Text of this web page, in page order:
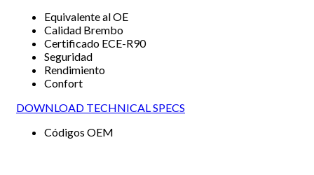
Equivalente al OE
Calidad Brembo
Certificado ECE-R90
Seguridad
Rendimiento
Confort
DOWNLOAD TECHNICAL SPECS
Códigos OEM